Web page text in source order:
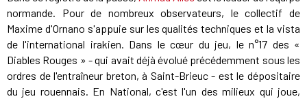
normande. Pour de nombreux observateurs, le collectif de
Maxime d'Ornano s'appuie sur les qualités techniques et la vista
de l'international irakien. Dans le cœur du jeu, le n°17 des «
Diables Rouges » - qui avait déjà évolué précédemment sous les
ordres de l'entraîneur breton, à Saint-Brieuc - est le dépositaire
du jeu rouennais. En National, c'est l'un des milieux qui joue,